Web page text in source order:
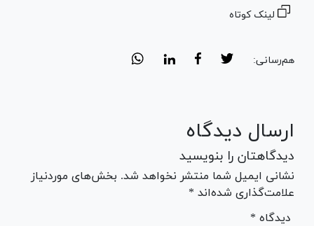
لینک کوتاه
هم‌رسانی:
ارسال دیدگاه
دیدگاهتان را بنویسید
نشانی ایمیل شما منتشر نخواهد شد. بخش‌های موردنیاز
علامت‌گذاری شده‌اند *
* دیدگاه